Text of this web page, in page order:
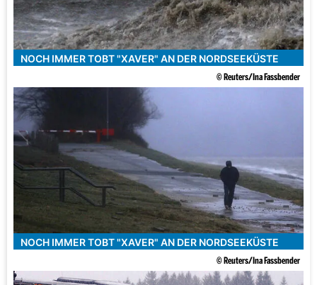
NOCH IMMER TOBT "XAVER" AN DER NORDSEEKÜSTE
© Reuters/Ina Fassbender
NOCH IMMER TOBT "XAVER" AN DER NORDSEEKÜSTE
© Reuters/Ina Fassbender